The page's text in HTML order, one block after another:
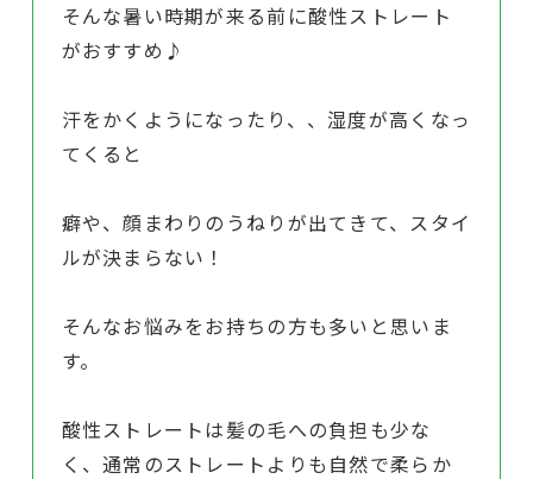
そんな暑い時期が来る前に酸性ストレート
がおすすめ♪
汗をかくようになったり、、湿度が高くなっ
てくると
癖や、顔まわりのうねりが出てきて、スタイ
ルが決まらない！
そんなお悩みをお持ちの方も多いと思いま
す。
酸性ストレートは髪の毛への負担も少な
く、通常のストレートよりも自然で柔らか